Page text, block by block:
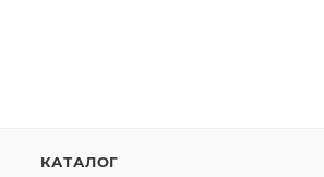
КАТАЛОГ